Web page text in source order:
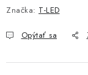
Značka: T-LED
Opýtať sa